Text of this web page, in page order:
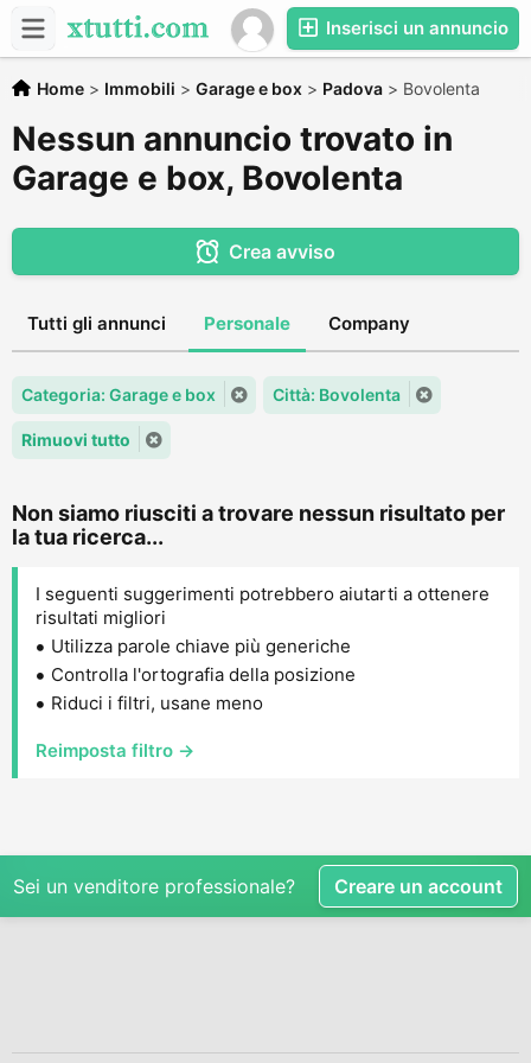
Inserisci un annuncio
Home > Immobili > Garage e box > Padova > Bovolenta
Nessun annuncio trovato in
Garage e box, Bovolenta
Crea avviso
Tutti gli annunci Personale Company
Categoria: Garage e box Città: Bovolenta
Rimuovi tutto
Non siamo riusciti a trovare nessun risultato per
la tua ricerca...
I seguenti suggerimenti potrebbero aiutarti a ottenere
risultati migliori
Utilizza parole chiave più generiche
Controlla l'ortografia della posizione
Riduci i filtri, usane meno
Reimposta filtro →
Sei un venditore professionale? Creare un account